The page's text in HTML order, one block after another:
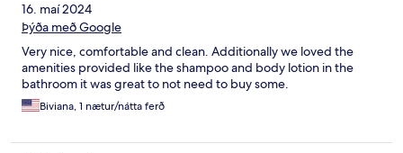
16. maí 2024
Þýða með Google
Very nice, comfortable and clean. Additionally we loved the
amenities provided like the shampoo and body lotion in the
bathroom it was great to not need to buy some.
Biviana, 1 nætur/nátta ferð